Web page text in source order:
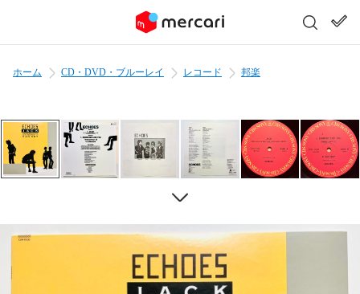
ホーム CD・DVD・ブルーレイ レコード 邦楽